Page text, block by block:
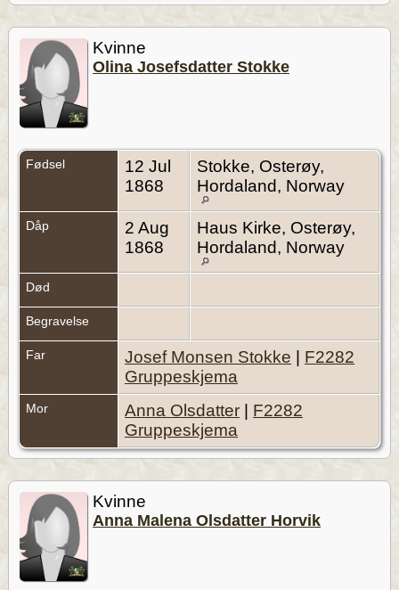
Kvinne
Olina Josefsdatter Stokke
Fødsel
12 Jul
1868
Stokke, Osterøy,
Hordaland, Norway
Dåp
2 Aug
1868
Haus Kirke, Osterøy,
Hordaland, Norway
Død
Begravelse
Far Josef Monsen Stokke
F2282
Gruppeskjema
Mor Anna Olsdatter
F2282
Gruppeskjema
Kvinne
Anna Malena Olsdatter Horvik